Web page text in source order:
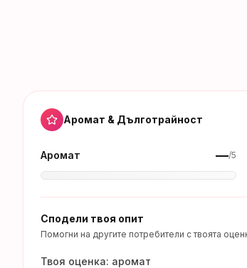
Аромат & Дълготрайност
Аромат —/5
Сподели твоя опит
Помогни на другите потребители с твоята
Твоя оценка: аромат